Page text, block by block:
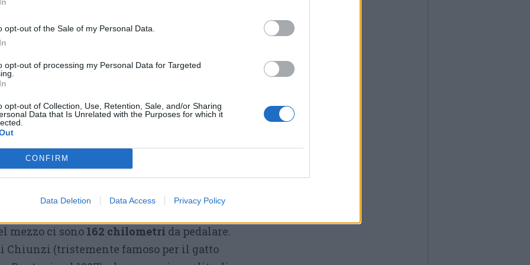
opt-out of the Sale of my Personal Data.
opt-out of processing my Personal Data for Targeted
opt-out of Collection, Use, Retention, Sale, and/or Sharing
Data that Is Unrelated with the Purposes for which it
CONFIRM
Data Deletion Data Access Privacy Policy
il lavoro di Affini.
sull’azione a tre degli italiani
dall’arrivo. Nel gruppo si è mossa bene
portare allo sprint Albanese,
ma poi impossibilitato a partecipare
ci ha provato Maestri
mezzo ci sono 162 chilometri da pedalare.
Chiunzi (tristemente famoso per il gatto